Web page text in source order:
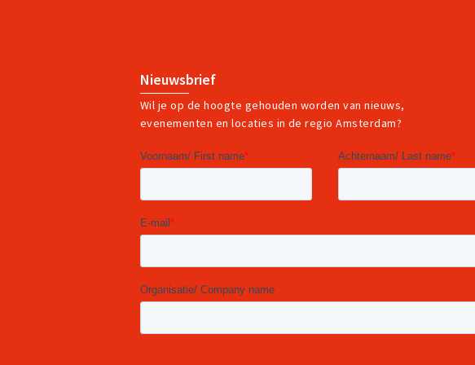
Nieuwsbrief
Wil je op de hoogte gehouden worden van nieuws,
evenementen en locaties in de regio Amsterdam?